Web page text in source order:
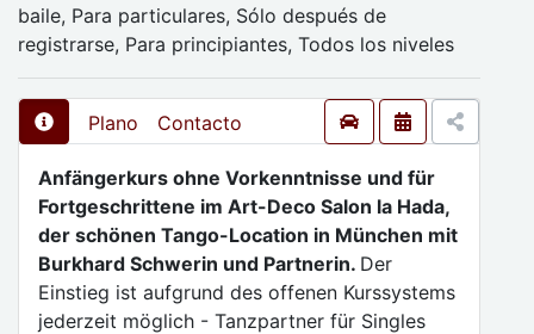
baile, Para particulares, Sólo después de
registrarse, Para principiantes, Todos los niveles
Plano Contacto
Anfängerkurs ohne Vorkenntnisse und für
Fortgeschrittene im Art-Deco Salon la Hada,
der schönen Tango-Location in München mit
Burkhard Schwerin und Partnerin. Der
Einstieg ist aufgrund des offenen Kurssystems
jederzeit möglich - Tanzpartner für Singles